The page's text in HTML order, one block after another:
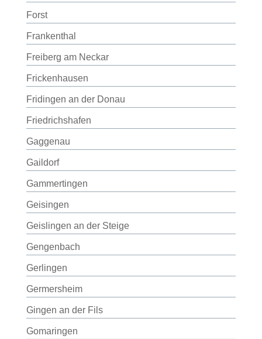
Forst
Frankenthal
Freiberg am Neckar
Frickenhausen
Fridingen an der Donau
Friedrichshafen
Gaggenau
Gaildorf
Gammertingen
Geisingen
Geislingen an der Steige
Gengenbach
Gerlingen
Germersheim
Gingen an der Fils
Gomaringen